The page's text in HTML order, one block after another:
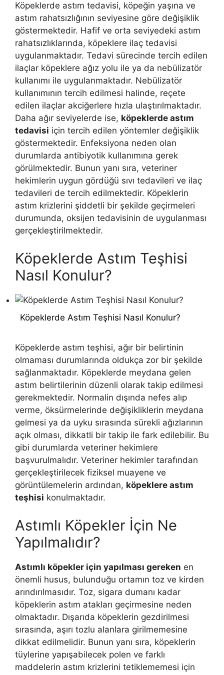
Köpeklerde astım tedavisi, köpeğin yaşına ve
astım rahatsızlığının seviyesine göre değişiklik
göstermektedir. Hafif ve orta seviyedeki astım
rahatsızlıklarında, köpeklere ilaç tedavisi
uygulanmaktadır. Tedavi sürecinde tercih edilen
ilaçlar köpeklere ağız yolu ile ya da nebülizatör
kullanımı ile uygulanmaktadır. Nebülizatör
kullanımının tercih edilmesi halinde, reçete
edilen ilaçlar akciğerlere hızla ulaştırılmaktadır.
Daha ağır seviyelerde ise, köpeklerde astım
tedavisi için tercih edilen yöntemler değişiklik
göstermektedir. Enfeksiyona neden olan
durumlarda antibiyotik kullanımına gerek
görülmektedir. Bunun yanı sıra, veteriner
hekimlerin uygun gördüğü sıvı tedavileri ve ilaç
tedavileri de tercih edilmektedir. Köpeklerin
astım krizlerini şiddetli bir şekilde geçirmeleri
durumunda, oksijen tedavisinin de uygulanması
gerçekleştirilmektedir.
Köpeklerde Astım Teşhisi
Nasıl Konulur?
Köpeklerde Astım Teşhisi Nasıl Konulur?
Köpeklerde astım teşhisi, ağır bir belirtinin
olmaması durumlarında oldukça zor bir şekilde
sağlanmaktadır. Köpeklerde meydana gelen
astım belirtilerinin düzenli olarak takip edilmesi
gerekmektedir. Normalin dışında nefes alıp
verme, öksürmelerinde değişikliklerin meydana
gelmesi ya da uyku sırasında sürekli ağızlarının
açık olması, dikkatli bir takip ile fark edilebilir. Bu
gibi durumlarda veteriner hekimlere
başvurulmalıdır. Veteriner hekimler tarafından
gerçekleştirilecek fiziksel muayene ve
görüntülemelerin ardından, köpeklere astım
teşhisi konulmaktadır.
Astımlı Köpekler İçin Ne
Yapılmalıdır?
Astımlı köpekler için yapılması gereken en
önemli husus, bulunduğu ortamın toz ve kirden
arındırılmasıdır. Toz, sigara dumanı kadar
köpeklerin astım atakları geçirmesine neden
olmaktadır. Dışarıda köpeklerin gezdirilmesi
sırasında, aşırı tozlu alanlara girilmemesine
dikkat edilmelidir. Bunun yanı sıra, köpeklerin
tüylerine yapışabilecek polen ve farklı
maddelerin astım krizlerini tetiklememesi için